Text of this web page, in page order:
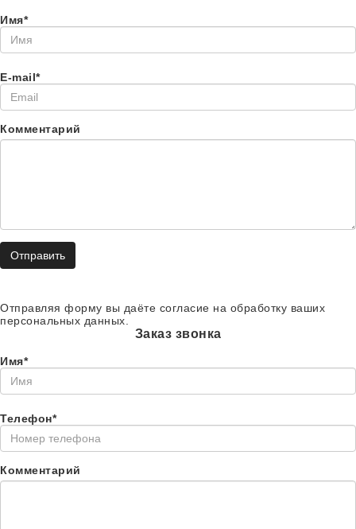
Имя*
E-mail*
Комментарий
Отправить
Отправляя форму вы даёте согласие на обработку ваших
персональных данных.
Заказ звонка
Имя*
Телефон*
Комментарий